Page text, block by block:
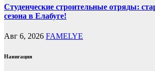
Студенческие строительные отряды:
сезона в Елабуге!
Авг 6, 2026 FAMELYE
Навигация